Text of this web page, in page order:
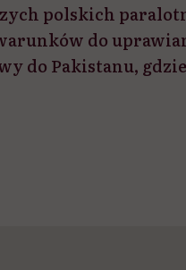
polskich
do
do Pakistanu,